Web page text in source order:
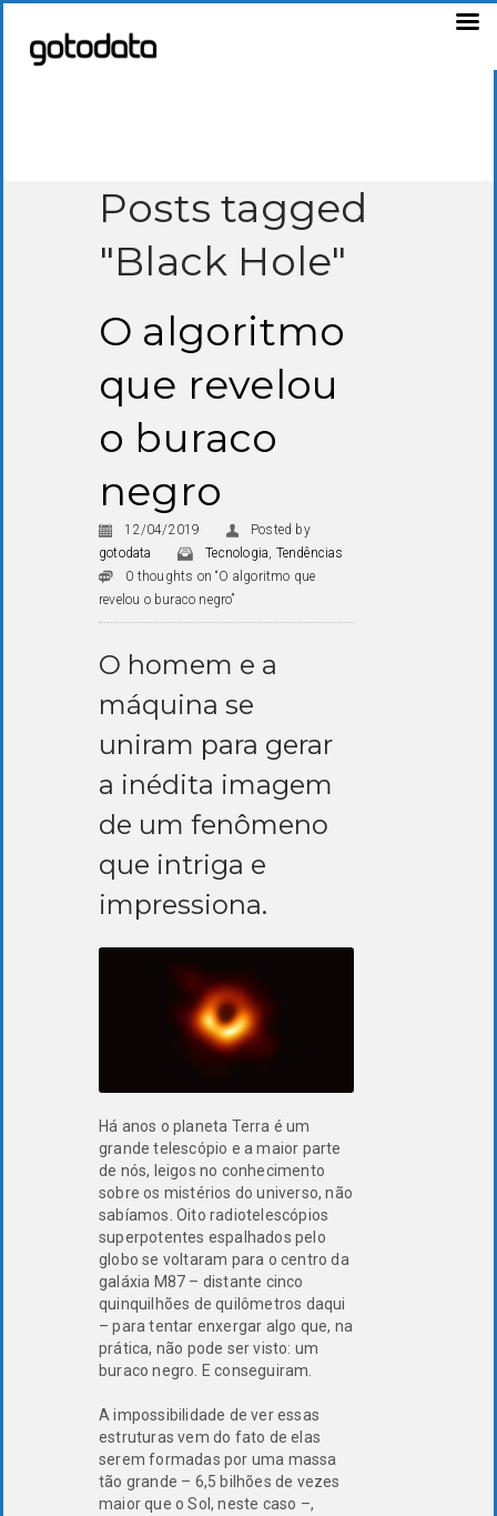
Posts tagged
"Black Hole"
O algoritmo
que revelou
o buraco
negro
12/04/2019
Posted by
gotodata
Tecnologia, Tendências
0 thoughts on “O algoritmo que
revelou o buraco negro”
O homem e a
máquina se
uniram para gerar
a inédita imagem
de um fenômeno
que intriga e
impressiona.
Há anos o planeta Terra é um
grande telescópio e a maior parte
de nós, leigos no conhecimento
sobre os mistérios do universo, não
sabíamos. Oito radiotelescópios
superpotentes espalhados pelo
globo se voltaram para o centro da
galáxia M87 – distante cinco
quinquilhões de quilômetros daqui
– para tentar enxergar algo que, na
prática, não pode ser visto: um
buraco negro. E conseguiram.
A impossibilidade de ver essas
estruturas vem do fato de elas
serem formadas por uma massa
tão grande – 6,5 bilhões de vezes
maior que o Sol, neste caso –,